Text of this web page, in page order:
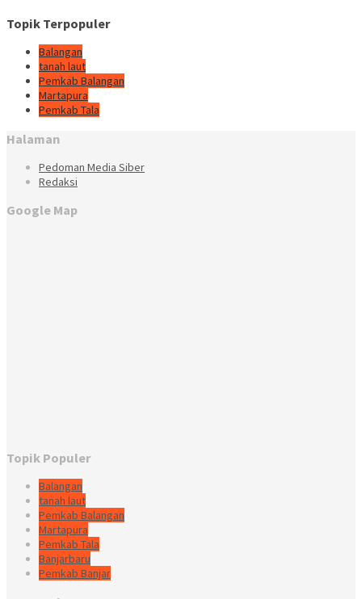
Topik Terpopuler
Balangan
tanah laut
Pemkab Balangan
Martapura
Pemkab Tala
Halaman
Pedoman Media Siber
Redaksi
Google Map
Topik Populer
Balangan
tanah laut
Pemkab Balangan
Martapura
Pemkab Tala
Banjarbaru
Pemkab Banjar